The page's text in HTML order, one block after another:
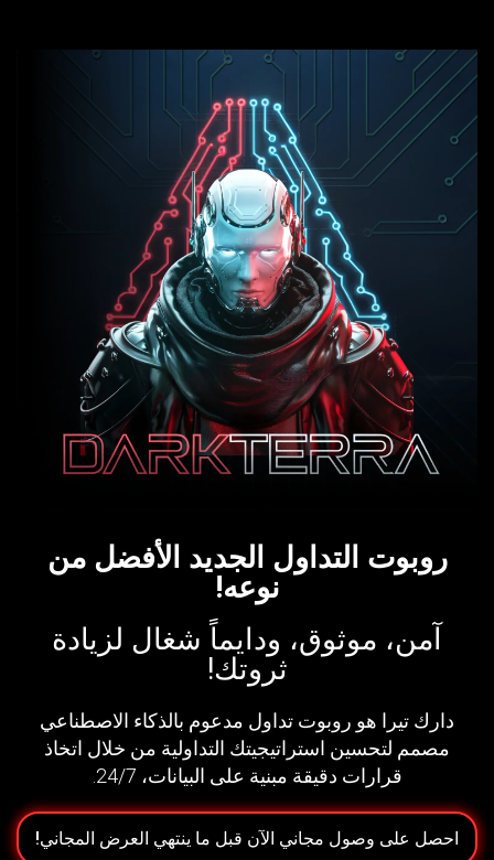
روبوت التداول الجديد الأفضل من
نوعه!
آمن، موثوق، ودايماً شغال لزيادة
ثروتك!
دارك تيرا هو روبوت تداول مدعوم بالذكاء الاصطناعي
مصمم لتحسين استراتيجيتك التداولية من خلال اتخاذ
قرارات دقيقة مبنية على البيانات، 24/7.
احصل على وصول مجاني الآن قبل ما ينتهي العرض المجاني!